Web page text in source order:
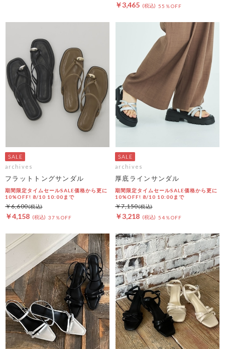
￥3,465 55％OFF
archives
フラットトングサンダル
期間限定タイムセールSALE価格から更に
10%OFF! 8/10 10:00まで
￥4,158 37％OFF
￥6,600
archives
厚底ラインサンダル
期間限定タイムセールSALE価格から更に
10%OFF! 8/10 10:00まで
￥3,218 54％OFF
￥7,150